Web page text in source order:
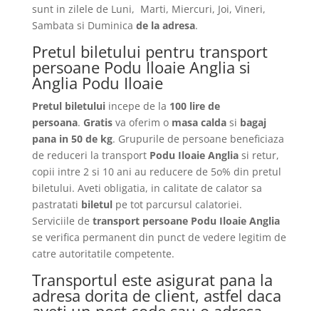
sunt in zilele de Luni, Marti, Miercuri, Joi, Vineri,
Sambata si Duminica de la adresa.
Pretul biletului pentru transport
persoane Podu Iloaie Anglia si
Anglia Podu Iloaie
Pretul biletuluiincepe de la 100 lire de
persoana. Gratisva oferim o masa caldasi bagaj
pana in 50 de kg. Grupurile de persoane beneficiaza
de reduceri la transport Podu Iloaie Angliasi retur,
copii intre 2 si 10 ani au reducere de 5o% din pretul
biletului. Aveti obligatia, in calitate de calator sa
pastratati biletulpe tot parcursul calatoriei.
Serviciile de transport persoane Podu Iloaie Anglia
se verifica permanent din punct de vedere legitim de
catre autoritatile competente.
Transportul este asigurat pana la
adresa dorita de client, astfel daca